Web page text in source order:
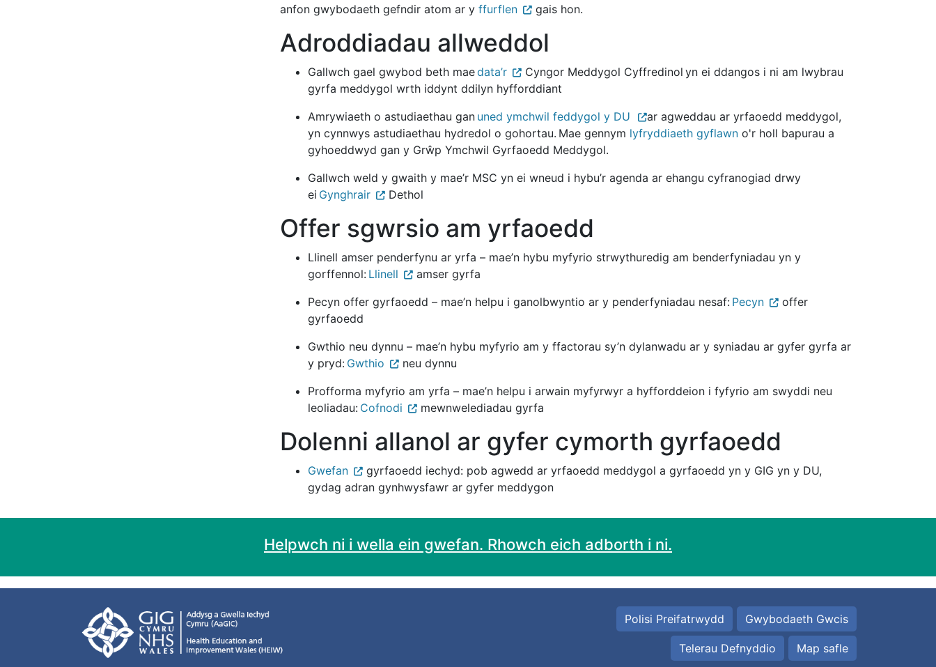
anfon gwybodaeth gefndir atom ar y ffurflen gais hon.
Adroddiadau allweddol
Gallwch gael gwybod beth maedata’r
Cyngor Meddygol Cyffredinol yn ei ddangos i ni am lwybrau
gyrfa meddygol wrth iddynt ddilyn hyfforddiant
Amrywiaeth o astudiaethau gan uned ymchwil feddygol y DU
ar agweddau ar yrfaoedd meddygol,
yn cynnwys astudiaethau hydredol o gohortau. Mae gennym lyfryddiaeth gyflawn o'r holl bapurau a
gyhoeddwyd gan y Grŵp Ymchwil Gyrfaoedd Meddygol.
Gallwch weld y gwaith y mae’r MSC yn ei wneud i hybu’r agenda ar ehangu cyfranogiad drwy
ei Gynghrair Dethol
Offer sgwrsio am yrfaoedd
Llinell amser penderfynu ar yrfa – mae’n hybu myfyrio strwythuredig am benderfyniadau yn y
gorffennol: Llinell
amser gyrfa
Pecyn offer gyrfaoedd – mae’n helpu i ganolbwyntio ar y penderfyniadau nesaf: Pecyn
offer
gyrfaoedd
Gwthio neu dynnu – mae’n hybu myfyrio am y ffactorau sy’n dylanwadu ar y syniadau ar gyfer gyrfa ar
y pryd: Gwthio
neu dynnu
Profforma myfyrio am yrfa – mae’n helpu i arwain myfyrwyr a hyfforddeion i fyfyrio am swyddi neu
leoliadau: Cofnodi mewnwelediadau gyrfa
Dolenni allanol ar gyfer cymorth gyrfaoedd
Gwefan
gyrfaoedd iechyd: pob agwedd ar yrfaoedd meddygol a gyrfaoedd yn y GIG yn y DU,
gydag adran gynhwysfawr ar gyfer meddygon
Helpwch ni i wella ein gwefan. Rhowch eich adborth i ni.
Polisi Preifatrwydd Gwybodaeth Gwcis
Telerau Defnyddio Map safle